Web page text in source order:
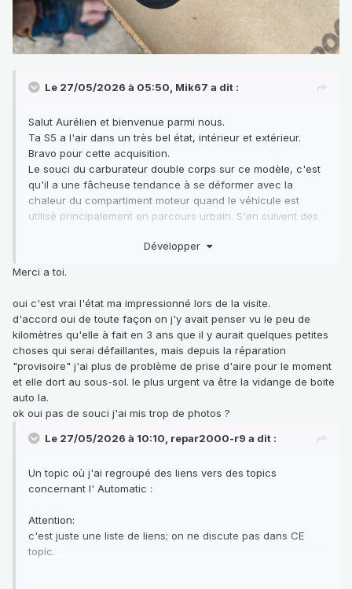
Le 27/05/2026 à 05:50, Mik67 a dit :
Salut Aurélien et bienvenue parmi nous.
Ta S5 a l'air dans un très bel état, intérieur et extérieur.
Bravo pour cette acquisition.
Le souci du carburateur double corps sur ce modèle, c'est
qu'il a une fâcheuse tendance à se déformer avec la
chaleur du compartiment moteur quand le véhicule est
utilisé principalement en parcours urbain. S'en suivent des
Sans dramatiser, comme évoqué plus haut par notre admin.,
Tu découvriras tous les renseignements et piste dont tu as
Bon courage pour sa remise en route et sa fiabilisation.
Si tu souhaites partager avec nous ton travail, je ne peux
que te conseiller de surveiller ton quota de photo postées et
de les alléger au maximum.
Développer
Merci a toi.
oui c'est vrai l'état ma impressionné lors de la visite.
d'accord oui de toute façon on j'y avait penser vu le peu de
kilomètres qu'elle à fait en 3 ans que il y aurait quelques petites
choses qui serai défaillantes, mais depuis la réparation
"provisoire" j'ai plus de problème de prise d'aire pour le moment
et elle dort au sous-sol. le plus urgent va être la vidange de boite
auto la.
ok oui pas de souci j'ai mis trop de photos ?
Le 27/05/2026 à 10:10, repar2000-r9 a dit :
Un topic où j'ai regroupé des liens vers des topics
concernant l' Automatic :
Attention:
c'est juste une liste de liens; on ne discute pas dans CE
topic.